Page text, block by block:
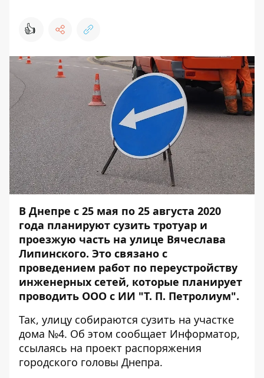
👍
В Днепре с 25 мая по 25 августа 2020
года планируют сузить тротуар и
проезжую часть на улице Вячеслава
Липинского. Это связано с
проведением работ по переустройству
инженерных сетей, которые планирует
проводить ООО с ИИ "Т. П. Петролиум".
Так, улицу собираются сузить на участке
дома №4. Об этом сообщает Информатор,
ссылаясь на проект распоряжения
городского головы Днепра.